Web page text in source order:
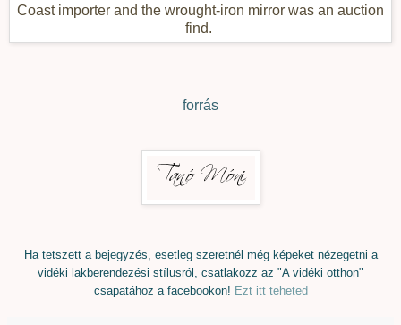
forrás
Ha tetszett a bejegyzés, esetleg szeretnél még képeket nézegetni a
vidéki lakberendezési stílusról, csatlakozz az "A vidéki otthon"
csapatához a facebookon! Ezt itt teheted